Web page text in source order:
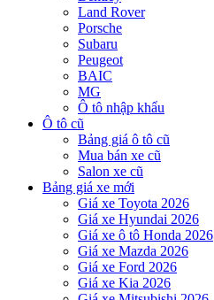
Land Rover
Porsche
Subaru
Peugeot
BAIC
MG
Ô tô nhập khẩu
Ô tô cũ
Bảng giá ô tô cũ
Mua bán xe cũ
Salon xe cũ
Bảng giá xe mới
Giá xe Toyota 2026
Giá xe Hyundai 2026
Giá xe ô tô Honda 2026
Giá xe Mazda 2026
Giá xe Ford 2026
Giá xe Kia 2026